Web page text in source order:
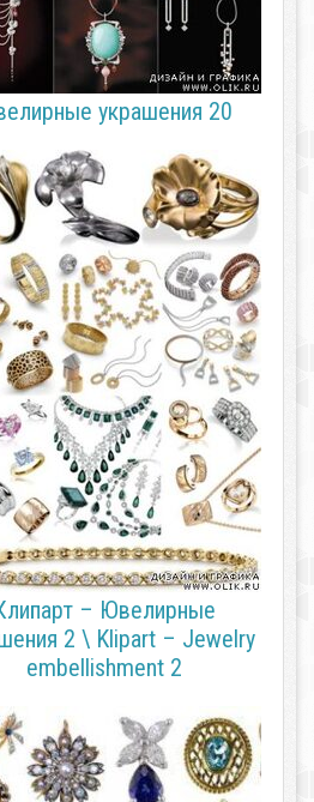
украшения 20
– Ювелирные
2 \ Klipart – Jewelry
embellishment 2